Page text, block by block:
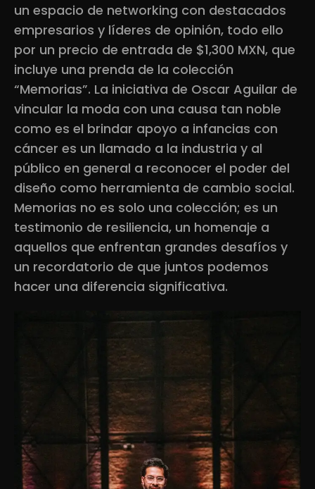
un espacio de networking con destacados
empresarios y líderes de opinión, todo ello
por un precio de entrada de $1,300 MXN, que
incluye una prenda de la colección
“Memorias”. La iniciativa de Oscar Aguilar de
vincular la moda con una causa tan noble
como es el brindar apoyo a infancias con
cáncer es un llamado a la industria y al
público en general a reconocer el poder del
diseño como herramienta de cambio social.
Memorias no es solo una colección; es un
testimonio de resiliencia, un homenaje a
aquellos que enfrentan grandes desafíos y
un recordatorio de que juntos podemos
hacer una diferencia significativa.